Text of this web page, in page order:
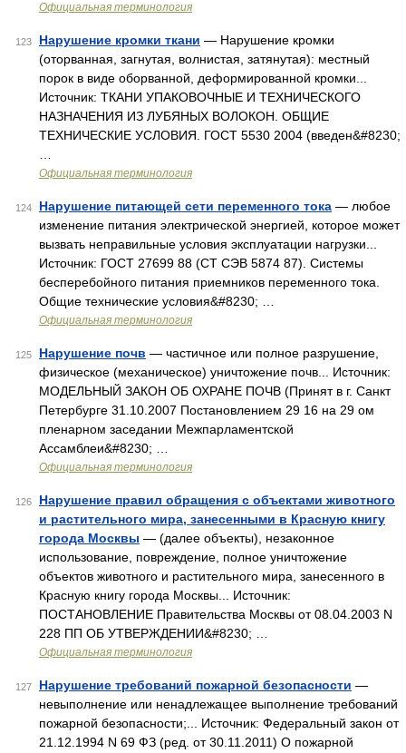
Официальная терминология
123 Нарушение кромки ткани — Нарушение кромки
(оторванная, загнутая, волнистая, затянутая): местный
порок в виде оборванной, деформированной кромки...
Источник: ТКАНИ УПАКОВОЧНЫЕ И ТЕХНИЧЕСКОГО
НАЗНАЧЕНИЯ ИЗ ЛУБЯНЫХ ВОЛОКОН. ОБЩИЕ
ТЕХНИЧЕСКИЕ УСЛОВИЯ. ГОСТ 5530 2004 (введен&#8230;
Официальная терминология
124 Нарушение питающей сети переменного тока — любое
изменение питания электрической энергией, которое может
вызвать неправильные условия эксплуатации нагрузки...
Источник: ГОСТ 27699 88 (СТ СЭВ 5874 87). Системы
бесперебойного питания приемников переменного тока.
Общие технические условия&#8230; …
Официальная терминология
125 Нарушение почв — частичное или полное разрушение,
физическое (механическое) уничтожение почв... Источник:
МОДЕЛЬНЫЙ ЗАКОН ОБ ОХРАНЕ ПОЧВ (Принят в г. Санкт
Петербурге 31.10.2007 Постановлением 29 16 на 29 ом
пленарном заседании Межпарламентской
Ассамблеи&#8230; …
Официальная терминология
126
Нарушение правил обращения с объектами животного
и растительного мира, занесенными в Красную книгу
города Москвы — (далее объекты), незаконное
использование, повреждение, полное уничтожение
объектов животного и растительного мира, занесенного в
Красную книгу города Москвы... Источник:
ПОСТАНОВЛЕНИЕ Правительства Москвы от 08.04.2003 N
228 ПП ОБ УТВЕРЖДЕНИИ&#8230; …
Официальная терминология
127 Нарушение требований пожарной безопасности —
невыполнение или ненадлежащее выполнение требований
пожарной безопасности;... Источник: Федеральный закон от
21.12.1994 N 69 ФЗ (ред. от 30.11.2011) О пожарной